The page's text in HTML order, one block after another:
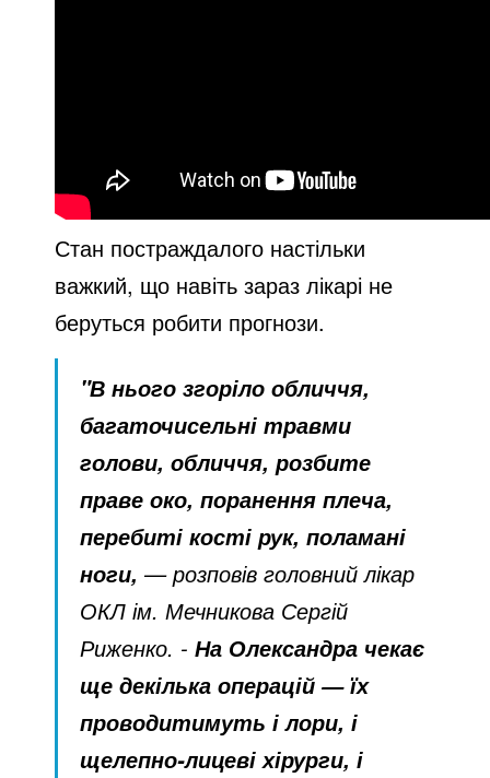
Стан постраждалого настільки
важкий, що навіть зараз лікарі не
беруться робити прогнози.
"В нього згоріло обличчя,
багаточисельні травми
голови, обличчя, розбите
праве око, поранення плеча,
перебиті кості рук, поламані
ноги, — розповів головний лікар
ОКЛ ім. Мечникова Сергій
Риженко. -На Олександра чекає
ще декілька операцій — їх
проводитимуть і лори, і
щелепно-лицеві хірурги, і